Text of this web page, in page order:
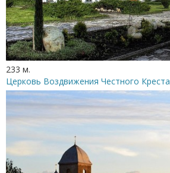
233 м.
Церковь Воздвижения Честного Креста